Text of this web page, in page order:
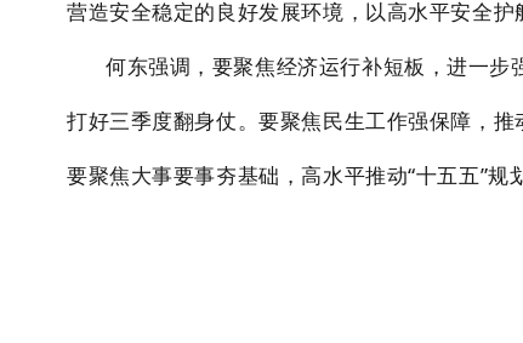
营造安全稳定的良好发展环境，以高水平安全护
何东强调，要聚焦经济运行补短板，进一
打好三季度翻身仗。要聚焦民生工作强保障，
要聚焦大事要事夯基础，高水平推动“十五五”